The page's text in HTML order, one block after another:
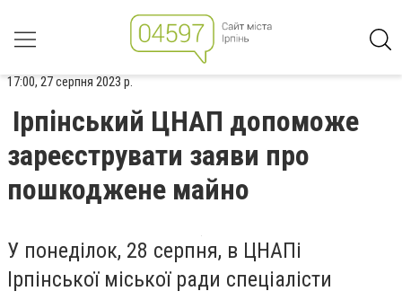
17:00, 27 серпня 2023 р.
Ірпінський ЦНАП допоможе
зареєструвати заяви про
пошкоджене майно
У понеділок, 28 серпня, в ЦНАПі
Ірпінської міської ради спеціалісти